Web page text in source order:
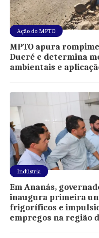
Ação do MPTO
MPTO apura
Dueré e determina
ambientais e
Indústria
Em Ananás,
inaugura primeira
frigoríficos e
empregos na região